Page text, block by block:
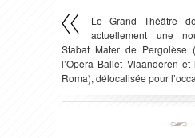
Le Grand Théâtre
actuellement une
Stabat Mater de Pergolèse
l’Opera Ballet Vlaanderen et
Roma), délocalisée pour